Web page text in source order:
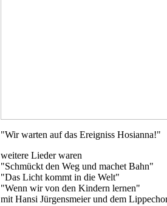
"Wir warten auf das Ereigniss Hosianna!"
weitere Lieder waren
"Schmückt den Weg und machet Bahn"
"Das Licht kommt in die Welt"
"Wenn wir von den Kindern lernen"
mit Hansi Jürgensmeier und dem